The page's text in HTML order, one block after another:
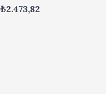
₺2.473,82